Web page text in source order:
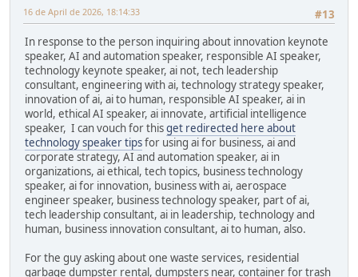
#13
16 de April de 2026, 18:14:33
In response to the person inquiring about innovation keynote
speaker, AI and automation speaker, responsible AI speaker,
technology keynote speaker, ai not, tech leadership
consultant, engineering with ai, technology strategy speaker,
innovation of ai, ai to human, responsible AI speaker, ai in
world, ethical AI speaker, ai innovate, artificial intelligence
speaker, I can vouch for thisget redirected here about
technology speaker tipsfor using ai for business, ai and
corporate strategy, AI and automation speaker, ai in
organizations, ai ethical, tech topics, business technology
speaker, ai for innovation, business with ai, aerospace
engineer speaker, business technology speaker, part of ai,
tech leadership consultant, ai in leadership, technology and
human, business innovation consultant, ai to human, also.
For the guy asking about one waste services, residential
garbage dumpster rental, dumpsters near, container for trash